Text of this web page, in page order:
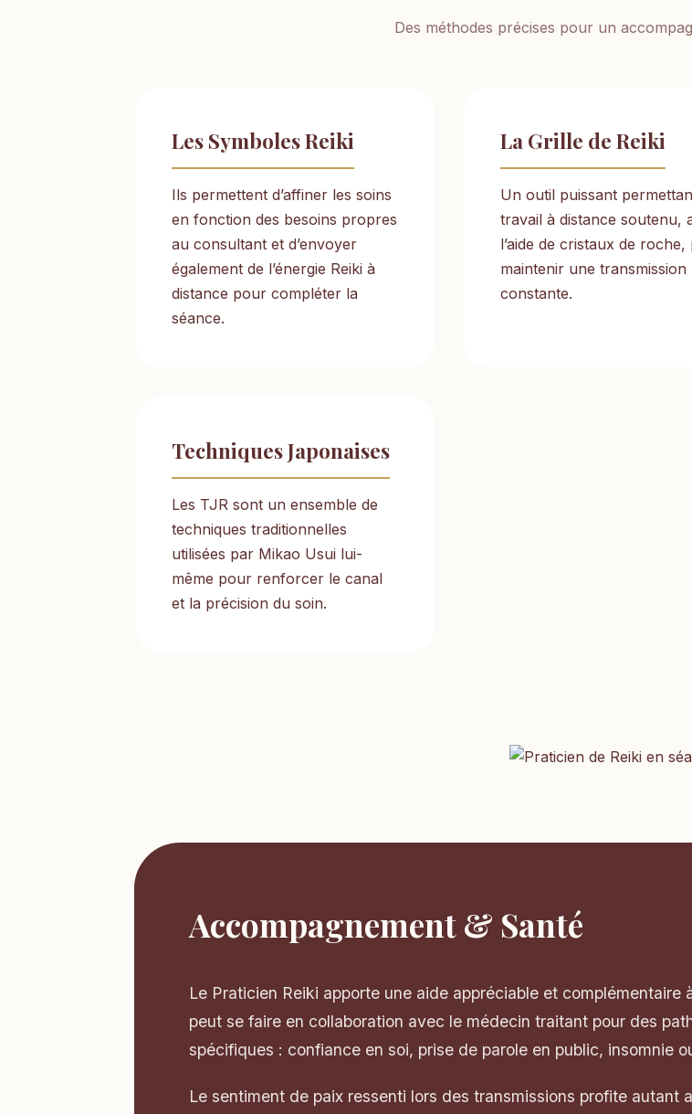
Des méthodes précises pour un
Les Symboles Reiki
Ils permettent d’affiner les soins
en fonction des besoins propres
au consultant et d’envoyer
également de l’énergie Reiki à
distance pour compléter la
séance.
La Grille de Reiki
Un outil puissant
travail à distance soutenu,
l’aide de cristaux de
maintenir une transmission
constante.
Techniques Japonaises
Les TJR sont un ensemble de
techniques traditionnelles
utilisées par Mikao Usui lui-
même pour renforcer le canal
et la précision du soin.
Accompagnement & Santé
Le Praticien Reiki apporte une aide appréciable et
peut se faire en collaboration avec le médecin traitant pour des
spécifiques : confiance en soi, prise de parole en public, insomnie
Le sentiment de paix ressenti lors des transmissions profite